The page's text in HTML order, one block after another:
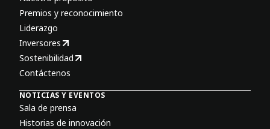
Premios y reconocimiento
Liderazgo
Inversores
Sostenibilidad
Contáctenos
NOTICIAS Y EVENTOS
Sala de prensa
Historias de innovación